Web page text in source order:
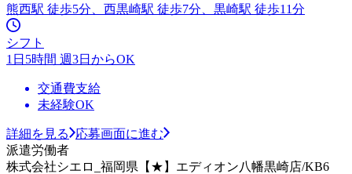
熊西駅 徒歩5分、西黒崎駅 徒歩7分、黒崎駅 徒歩11分
シフト
1日5時間 週3日からOK
交通費支給
未経験OK
詳細を見る
応募画面に進む
派遣労働者
株式会社シエロ_福岡県【★】エディオン八幡黒崎店/KB6